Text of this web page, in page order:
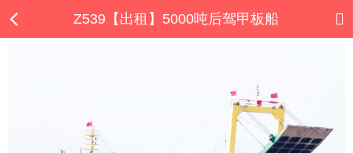
Z539【出租】5000吨后驾甲板船